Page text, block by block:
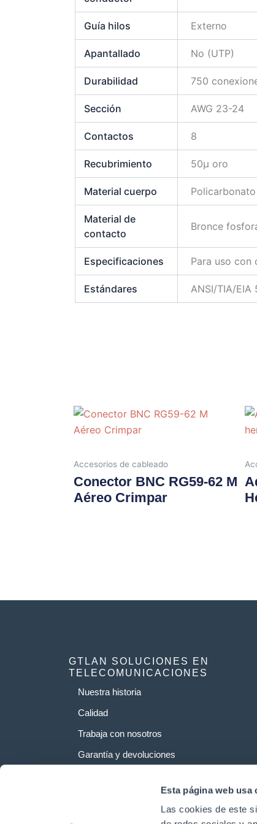
Esta página web usa
Las cookies de este
Guía hilos Externo
Apantallado No (UTP)
Durabilidad 750
Sección AWG 23-24
Contactos 8
Recubrimiento 50µ oro
Material cuerpo Policarbonato
Material de
contacto
Bronce
Especificaciones Para uso con
Estándares ANSI/TIA/EIA
Accesorios de cableado
Conector BNC RG59-62 M
Aéreo Crimpar
GTLAN SOLUCIONES EN
TELECOMUNICACIONES
Nuestra historia
Calidad
Trabaja con nosotros
Garantía y devoluciones